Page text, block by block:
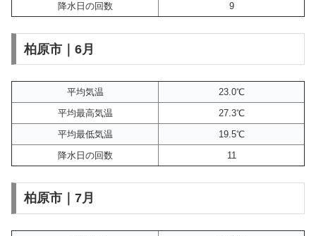
降水日の回数
9
柏原市｜6月
平均気温
23.0℃
平均最高気温
27.3℃
平均最低気温
19.5℃
降水日の回数
11
柏原市｜7月